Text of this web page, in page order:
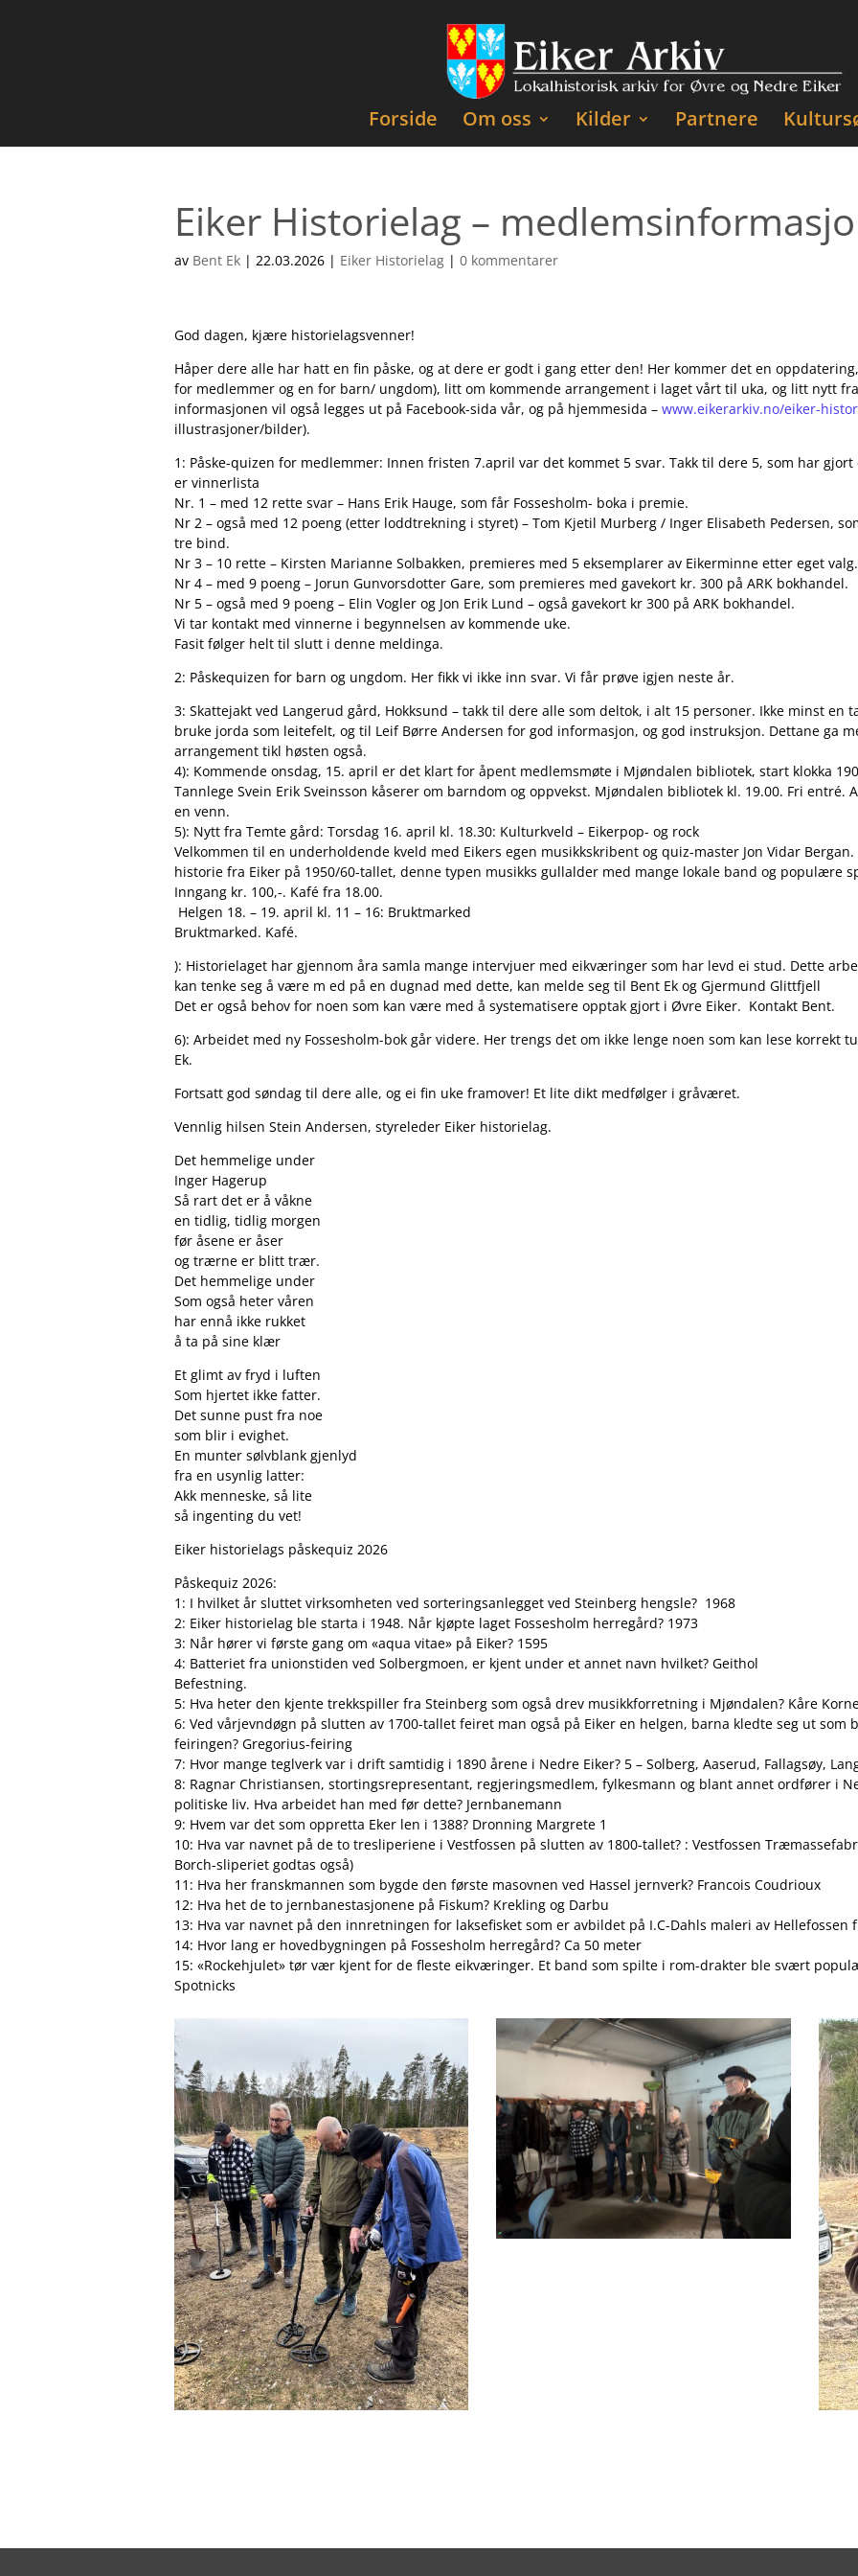
Forside Om oss Kilder Partnere
Eiker Historielag –
av Bent Ek | 22.03.2026 | Eiker Historielag | 0 kommentarer
God dagen, kjære historielagsvenner!
Håper dere alle har hatt en fin påske, og at dere er godt i gang etter den! Her kommer det en
for medlemmer og en for barn/ ungdom), litt om kommende arrangement i laget vårt til uka, og litt nytt
informasjonen vil også legges ut på Facebook-sida vår, og på hjemmesida – www.eikerarkiv.no/eiker-
illustrasjoner/bilder).
1: Påske-quizen for medlemmer: Innen fristen 7.april var det kommet 5 svar. Takk til dere 5, som har
er vinnerlista
Nr. 1 – med 12 rette svar – Hans Erik Hauge, som får Fossesholm- boka i premie.
Nr 2 – også med 12 poeng (etter loddtrekning i styret) – Tom Kjetil Murberg / Inger Elisabeth Pedersen,
tre bind.
Nr 3 – 10 rette – Kirsten Marianne Solbakken, premieres med 5 eksemplarer av Eikerminne etter eget valg.
Nr 4 – med 9 poeng – Jorun Gunvorsdotter Gare, som premieres med gavekort kr. 300 på ARK bokhandel.
Nr 5 – også med 9 poeng – Elin Vogler og Jon Erik Lund – også gavekort kr 300 på ARK bokhandel.
Vi tar kontakt med vinnerne i begynnelsen av kommende uke.
Fasit følger helt til slutt i denne meldinga.
2: Påskequizen for barn og ungdom. Her fikk vi ikke inn svar. Vi får prøve igjen neste år.
3: Skattejakt ved Langerud gård, Hokksund – takk til dere alle som deltok, i alt 15 personer. Ikke minst en
bruke jorda som leitefelt, og til Leif Børre Andersen for god informasjon, og god instruksjon. Dettane ga
arrangement tikl høsten også.
4): Kommende onsdag, 15. april er det klart for åpent medlemsmøte i Mjøndalen bibliotek, start klokka
Tannlege Svein Erik Sveinsson kåserer om barndom og oppvekst. Mjøndalen bibliotek kl. 19.00. Fri entré.
en venn.
5): Nytt fra Temte gård: Torsdag 16. april kl. 18.30: Kulturkveld – Eikerpop- og rock
Velkommen til en underholdende kveld med Eikers egen musikkskribent og quiz-master Jon Vidar
historie fra Eiker på 1950/60-tallet, denne typen musikks gullalder med mange lokale band og populære
Inngang kr. 100,-. Kafé fra 18.00.
Helgen 18. – 19. april kl. 11 – 16: Bruktmarked
Bruktmarked. Kafé.
): Historielaget har gjennom åra samla mange intervjuer med eikværinger som har levd ei stud. Dette
kan tenke seg å være m ed på en dugnad med dette, kan melde seg til Bent Ek og Gjermund Glittfjell
Det er også behov for noen som kan være med å systematisere opptak gjort i Øvre Eiker. Kontakt Bent.
6): Arbeidet med ny Fossesholm-bok går videre. Her trengs det om ikke lenge noen som kan lese korrekt
Ek.
Fortsatt god søndag til dere alle, og ei fin uke framover! Et lite dikt medfølger i gråværet.
Vennlig hilsen Stein Andersen, styreleder Eiker historielag.
Det hemmelige under
Inger Hagerup
Så rart det er å våkne
en tidlig, tidlig morgen
før åsene er åser
og trærne er blitt trær.
Det hemmelige under
Som også heter våren
har ennå ikke rukket
å ta på sine klær
Et glimt av fryd i luften
Som hjertet ikke fatter.
Det sunne pust fra noe
som blir i evighet.
En munter sølvblank gjenlyd
fra en usynlig latter:
Akk menneske, så lite
så ingenting du vet!
Eiker historielags påskequiz 2026
Påskequiz 2026:
1: I hvilket år sluttet virksomheten ved sorteringsanlegget ved Steinberg hengsle? 1968
2: Eiker historielag ble starta i 1948. Når kjøpte laget Fossesholm herregård? 1973
3: Når hører vi første gang om «aqua vitae» på Eiker? 1595
4: Batteriet fra unionstiden ved Solbergmoen, er kjent under et annet navn hvilket? Geithol
Befestning.
5: Hva heter den kjente trekkspiller fra Steinberg som også drev musikkforretning i Mjøndalen? Kåre
6: Ved vårjevndøgn på slutten av 1700-tallet feiret man også på Eiker en helgen, barna kledte seg ut som
feiringen? Gregorius-feiring
7: Hvor mange teglverk var i drift samtidig i 1890 årene i Nedre Eiker? 5 – Solberg, Aaserud, Fallagsøy,
8: Ragnar Christiansen, stortingsrepresentant, regjeringsmedlem, fylkesmann og blant annet ordfører i
politiske liv. Hva arbeidet han med før dette? Jernbanemann
9: Hvem var det som oppretta Eker len i 1388? Dronning Margrete 1
10: Hva var navnet på de to tresliperiene i Vestfossen på slutten av 1800-tallet? : Vestfossen
Borch-sliperiet godtas også)
11: Hva her franskmannen som bygde den første masovnen ved Hassel jernverk? Francois Coudrioux
12: Hva het de to jernbanestasjonene på Fiskum? Krekling og Darbu
13: Hva var navnet på den innretningen for laksefisket som er avbildet på I.C-Dahls maleri av Hellefossen
14: Hvor lang er hovedbygningen på Fossesholm herregård? Ca 50 meter
15: «Rockehjulet» tør vær kjent for de fleste eikværinger. Et band som spilte i rom-drakter ble svært
Spotnicks